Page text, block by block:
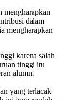
mengharapkan
dalam
mengharapkan
karena salah
tinggi itu
alumni
yang terlacak